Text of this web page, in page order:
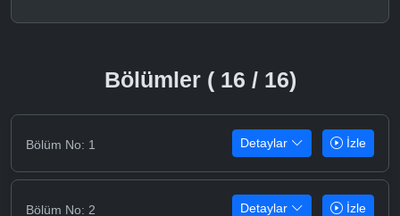
Bölümler ( 16 / 16)
Bölüm No: 1 Detaylar İzle
Bölüm No: 2 Detaylar İzle